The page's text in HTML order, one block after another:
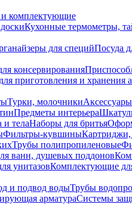
комплектующие
Кухонные термометры,
для специйПосуда
консервирования
приготовления и хранения
Турки, молочники
Предметы интерьера
телаНаборы для бритья
Фильтры-кувшиныКартриджи,
Трубы полипропиленовые
ванн, душевых поддонов
унитазовКомплектующие
и подвод водыТрубы
арматураСистемы